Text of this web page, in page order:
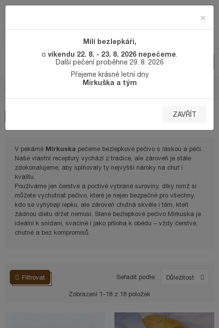
×
Milí bezlepkáři,
o víkendu 22. 8. - 23. 8. 2026 nepečeme
Další pečení proběhne 29. 8. 2026
Přejeme krásné letní dny
Mirkuška a tým
ZAVŘÍT
SLANÉ BEZLEPKOVÉ PEČIVO
SLANÉ BEZLEPKOVÉ PEČIVO
V pekárně Mirkuska pečeme bezlepkové pečivo s láskou a péčí.
Naše vlastní receptury vychází z tradice, ale zároveň je stále
zdokonalujeme, aby splňovaly ty nejvyšší nároky na chuť i
kvalitu.
Používáme jen čerstvé a poctivě vybrané suroviny, díky nimž si
můžete vychutnat pečivo, které je nejen bezpečné pro všechny,
kdo se vyhýbají lepku, ale zároveň chutná skvěle i těm, kteří
žádnou dietu držet nemusí. Slané bezlepkové pečivo Mirkuska je
ideální k snídani, svačině i jako příloha k obědu – vždy čerstvé,
chutné a bez kompromisů.
Filtrovat Seřadit podle: Důležitost
Zobrazení 1-18 z 18 položek